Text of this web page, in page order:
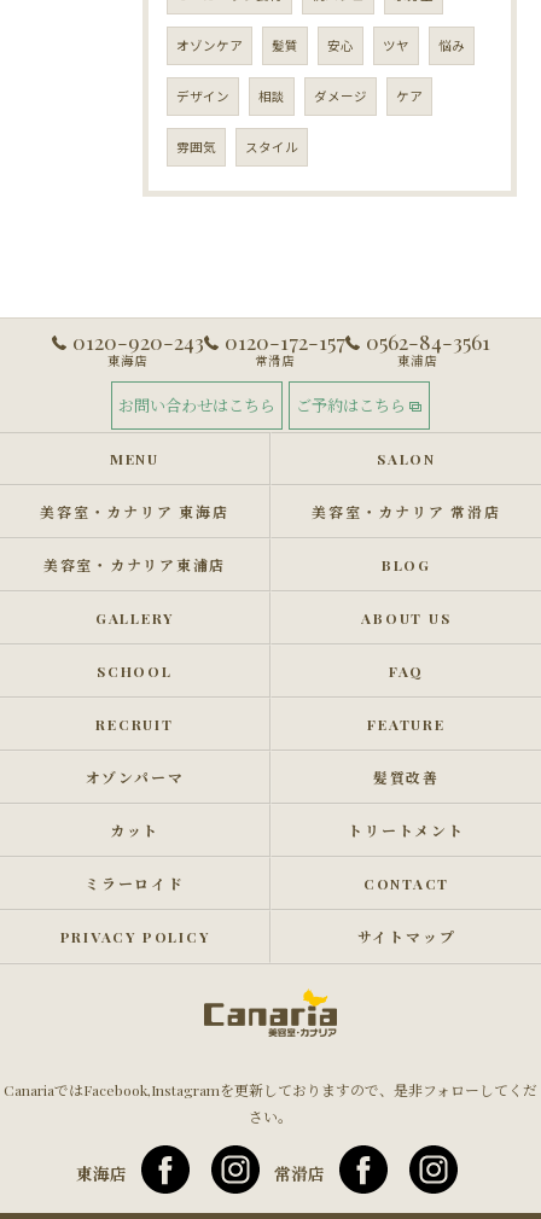
オゾンケア 髪質 安心 ツヤ 悩み
デザイン 相談 ダメージ ケア
雰囲気 スタイル
0120-920-243
東海店
0120-172-157
常滑店
0562-84-3561
東浦店
お問い合わせはこちら ご予約はこちら
MENU SALON
美容室・カナリア 東海店 美容室・カナリア 常滑店
美容室・カナリア東浦店 BLOG
GALLERY ABOUT US
SCHOOL FAQ
RECRUIT FEATURE
オゾンパーマ 髪質改善
カット トリートメント
ミラーロイド CONTACT
PRIVACY POLICY サイトマップ
CanariaではFacebook,Instagramを更新しておりますので、是非フォローしてくだ
さい。
東海店 常滑店